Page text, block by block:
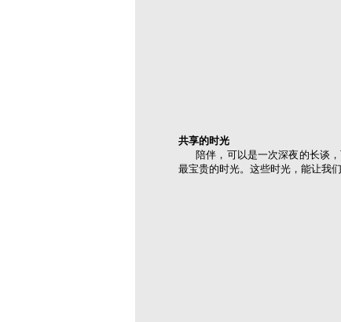
共享的时光
陪伴，可以是一次深夜的长谈，
最宝贵的时光。这些时光，能让我